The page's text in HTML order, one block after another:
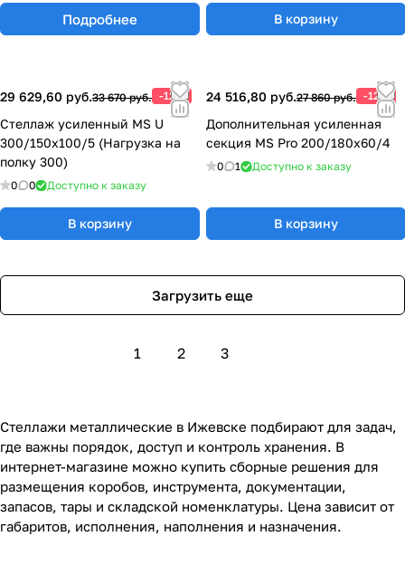
Подробнее В корзину
29 629,60 руб.33 670 руб. -12%
Стеллаж усиленный MS U
300/150x100/5 (Нагрузка на
полку 300)
0 0 Доступно к заказу
В корзину
24 516,80 руб.27 860 руб. -12%
Дополнительная усиленная
секция MS Pro 200/180x60/4
0 1 Доступно к заказу
В корзину
Загрузить еще
1 2 3
Стеллажи металлические в Ижевске подбирают для задач,
где важны порядок, доступ и контроль хранения. В
интернет-магазине можно купить сборные решения для
размещения коробов, инструмента, документации,
запасов, тары и складской номенклатуры. Цена зависит от
габаритов, исполнения, наполнения и назначения.